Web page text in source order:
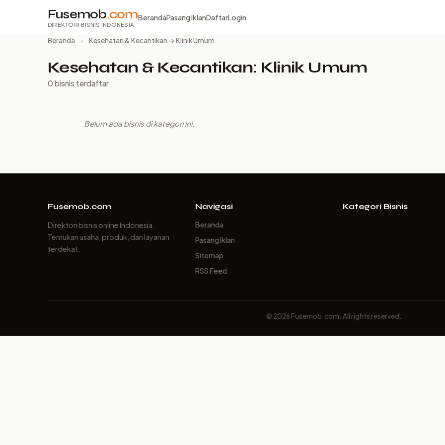
Fusemob.com
DIREKTORI BISNIS INDONESIA
BerandaPasang IklanDaftarLogin
Beranda › Kesehatan & Kecantikan → Klinik Umum
Kesehatan & Kecantikan: Klinik Umum
0 bisnis terdaftar
Belum ada bisnis di kategori ini.
Fusemob.com
Direktori bisnis online Indonesia.
Temukan usaha, produk, dan layanan
terdekat.
Navigasi
Beranda
Pasang Iklan
Sitemap
RSS Feed
Kategori Bisnis
© 2026 Fusemob.com. All rights reserved.